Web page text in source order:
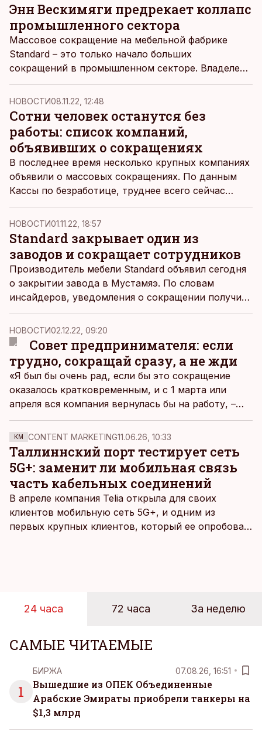
Энн Вескимяги предрекает коллапс
промышленного сектора
Массовое сокращение на мебельной фабрике
Standard – это только начало больших
сокращений в промышленном секторе. Владелец
фирмы Энн Вескимяги в «Интервью недели»
предрек его коллапс, назвал наступающий кризис
деиндустриализацией и предположил, что он
будет масштабнее, чем предыдущие
экономические кризисы, пишетRus.ERR
НОВОСТИ08.11.22, 12:48
Сотни человек останутся без
работы: список компаний,
объявивших о сокращениях
В последнее время несколько крупных компаниях
объявили о массовых сокращениях. По данным
Кассы по безработице, труднее всего сейчас
приходится обрабатывающей промышленности,
пишетÄrileht.
НОВОСТИ01.11.22, 18:57
Standard закрывает один из
заводов и сокращает сотрудников
Производитель мебели Standard объявил сегодня
о закрытии завода в Мустамяэ. По словам
инсайдеров, уведомления о сокращении получили
почти все работники в Таллинне – увольняют не
только тех, кто занят на производстве, но и
офисный персонал.
НОВОСТИ02.12.22, 09:20
Совет предпринимателя: если
трудно, сокращай сразу, а не жди
«Я был бы очень рад, если бы это сокращение
оказалось кратковременным, и с 1 марта или
апреля вся компания вернулась бы на работу, –
говорит глава сокращающей работников фирмы
Peweld Райво Пихельгас. – Но, к сожалению, от
нас это больше не зависит».
KM CONTENT MARKETING11.06.26, 10:33
Таллиннский порт тестирует сеть
5G+: заменит ли мобильная связь
часть кабельных соединений
В апреле компания Telia открыла для своих
клиентов мобильную сеть 5G+, и одним из
первых крупных клиентов, который ее опробовал,
24 часа 72 часа За неделю
САМЫЕ ЧИТАЕМЫЕ
1
БИРЖА 07.08.26, 16:51
Вышедшие из ОПЕК Объединенные
Арабские Эмираты приобрели танкеры на
$1,3 млрд